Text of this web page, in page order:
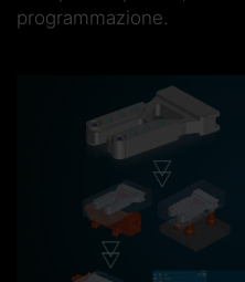
programmazione.